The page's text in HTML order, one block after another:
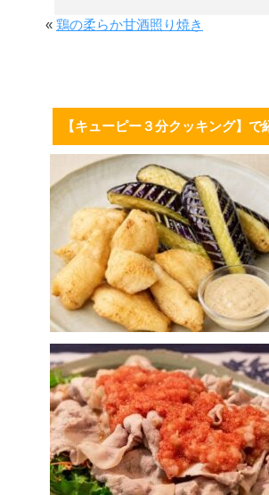
« 鶏の柔らか甘酒照り焼き
【キューピー３分クッキング】